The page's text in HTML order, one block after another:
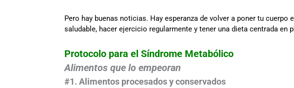
Pero hay buenas noticias. Hay esperanza de volver a poner tu
saludable, hacer ejercicio regularmente y tener una dieta centrada en
Protocolo para el Síndrome Metabólico
Alimentos que lo empeoran
#1. Alimentos procesados y conservados